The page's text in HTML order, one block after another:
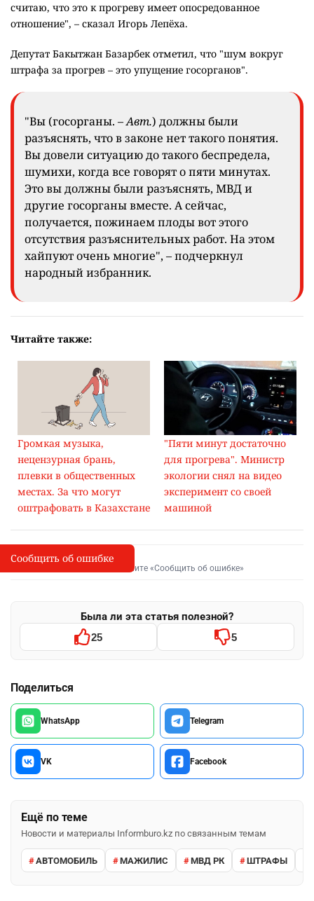
считаю, что это к прогреву имеет опосредованное
отношение", – сказал Игорь Лепёха.
Депутат Бакытжан Базарбек отметил, что "шум вокруг
штрафа за прогрев – это упущение госорганов".
"Вы (госорганы. –Авт.) должны были
разъяснять, что в законе нет такого понятия.
Вы довели ситуацию до такого беспредела,
шумихи, когда все говорят о пяти минутах.
Это вы должны были разъяснять, МВД и
другие госорганы вместе. А сейчас,
получается, пожинаем плоды вот этого
отсутствия разъяснительных работ. На этом
хайпуют очень многие", – подчеркнул
народный избранник.
Читайте также:
Громкая музыка,
нецензурная брань,
плевки в общественных
местах. За что могут
оштрафовать в Казахстане
"Пяти минут достаточно
для прогрева". Министр
экологии снял на видео
эксперимент со своей
машиной
I
Сообщить об опечатке
Выделите фрагмент и нажмите «Сообщить об ошибке»
Была ли эта статья полезной?
25 5
Поделиться
WhatsApp Telegram
VK Facebook
Ещё по теме
Новости и материалы Informburo.kz по связанным темам
АВТОМОБИЛЬ МАЖИЛИС МВД РК ШТРАФЫ
Сообщить об ошибке